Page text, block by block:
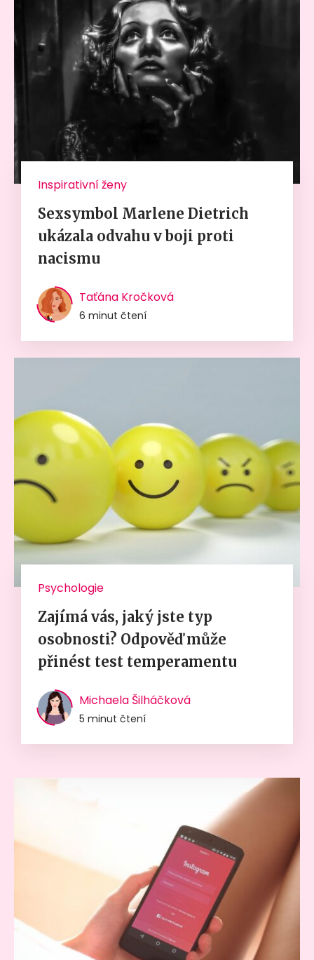
Inspirativní ženy
Sexsymbol Marlene Dietrich
ukázala odvahu v boji proti
nacismu
Taťána Kročková
6 minut čtení
Psychologie
Zajímá vás, jaký jste typ
osobnosti? Odpověď může
přinést test temperamentu
Michaela Šilháčková
5 minut čtení